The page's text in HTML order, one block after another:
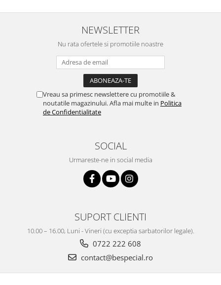
NEWSLETTER
Nu rata ofertele si promotiile noastre
Vreau sa primesc newslettere cu promotiile &
noutatile magazinului. Afla mai multe in Politica
de Confidentialitate
SOCIAL
Urmareste-ne in social media
SUPORT CLIENTI
10.00 – 16.00, Luni - Vineri (cu exceptia sarbatorilor legale).
0722 222 608
contact@bespecial.ro